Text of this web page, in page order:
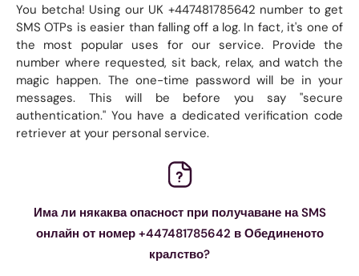
You betcha! Using our UK +447481785642 number to get
SMS OTPs is easier than falling off a log. In fact, it's one of
the most popular uses for our service. Provide the
number where requested, sit back, relax, and watch the
magic happen. The one-time password will be in your
messages. This will be before you say "secure
authentication." You have a dedicated verification code
retriever at your personal service.
Има ли някаква опасност при получаване на SMS
онлайн от номер +447481785642 в Обединеното
кралство?